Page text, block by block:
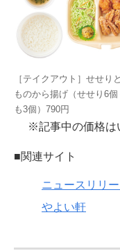
［テイクアウト］せせり
ものから揚げ（せせり6個
も3個）790円
※記事中の価格は
■関連サイト
ニュースリリ
やよい軒